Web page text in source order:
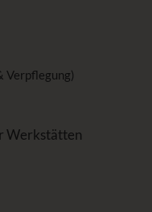
Verpflegung)
Werkstätten